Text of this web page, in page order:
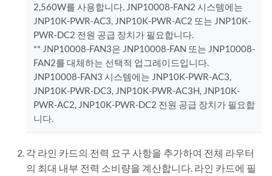
2,560W를 사용합니다. JNP10008-FAN2 시스템에는
JNP10K-PWR-AC3, JNP10K-PWR-AC2 또는 JNP10K-
PWR-DC2 전원 공급 장치가 필요합니다.
** JNP10008-FAN3은 JNP10008-FAN 또는 JNP10008-
FAN2를 대체하는 선택적 업그레이드입니다.
JNP10008-FAN3 시스템에는 JNP10K-PWR-AC3,
JNP10K-PWR-DC3, JNP10K-PWR-AC3H, JNP10K-
PWR-AC2, JNP10K-PWR-DC2 전원 공급 장치가 필요합
니다.
각 라인 카드의 전력 요구 사항을 추가하여 전체 라우터
의 최대 내부 전력 소비량을 계산합니다. 라인 카드에 필